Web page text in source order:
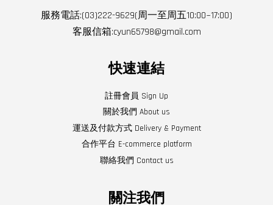
服務電話:(03)222-9629(周一至周五10:00~17:00)
客服信箱:cyun65798@gmail.com
快速連結
註冊會員 Sign Up
關於我們 About us
運送及付款方式 Delivery & Payment
合作平台 E-commerce platform
聯絡我們 Contact us
關注我們